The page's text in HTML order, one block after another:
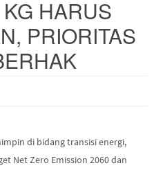
HARUS
PRIORITAS
di bidang transisi energi,
Net Zero Emission 2060 dan